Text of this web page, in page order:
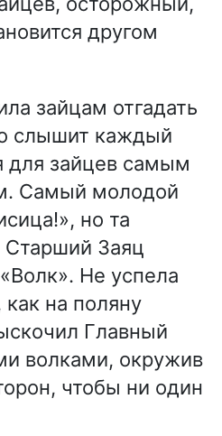
другом
зайцам отгадать
слышит каждый
для зайцев самым
Самый молодой
но та
Старший Заяц
Не успела
на поляну
Главный
волками, окружив
чтобы ни один